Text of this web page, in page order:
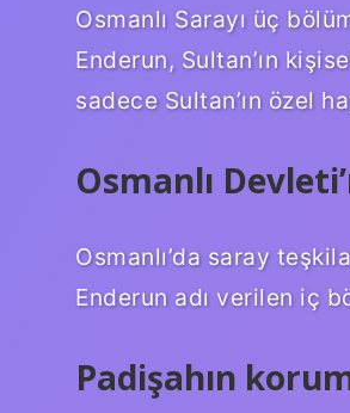
Osmanlı Sarayı üç
Enderun, Sultan’ın
sadece Sultan’ın özel
Osmanlı
Osmanlı’da saray
Enderun adı verilen iç
Padişahın